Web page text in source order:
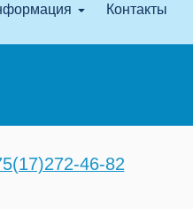
Контакты
46-82